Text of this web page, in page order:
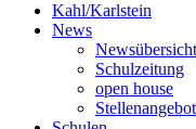
Kahl/Karlstein
News
Newsübersicht
Schulzeitung
open house